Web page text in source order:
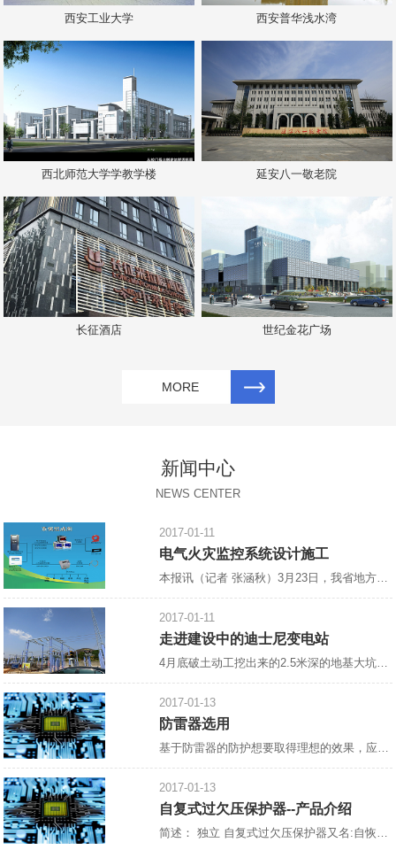
西安工业大学 西安普华浅水湾
西北师范大学学教学楼 延安八一敬老院
长征酒店 世纪金花广场
MORE
新闻中心
NEWS CENTER
2017-01-11
电气火灾监控系统设计施工
2017-01-11
走进建设中的迪士尼变电站
2017-01-13
防雷器选用
2017-01-13
自复式过欠压保护器--产品介绍